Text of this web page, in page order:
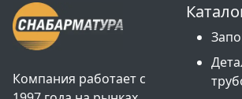
Компания работает с